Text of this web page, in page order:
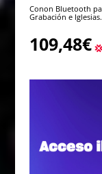
Conon Bluetooth
Grabación e Iglesias.
109,48€